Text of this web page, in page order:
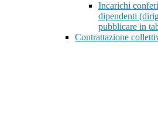
Incarichi
dipendenti
pubblicare in
Contrattazione